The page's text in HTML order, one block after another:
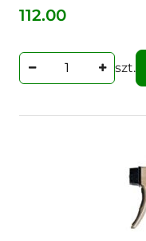
Cena:
112.00
szt.